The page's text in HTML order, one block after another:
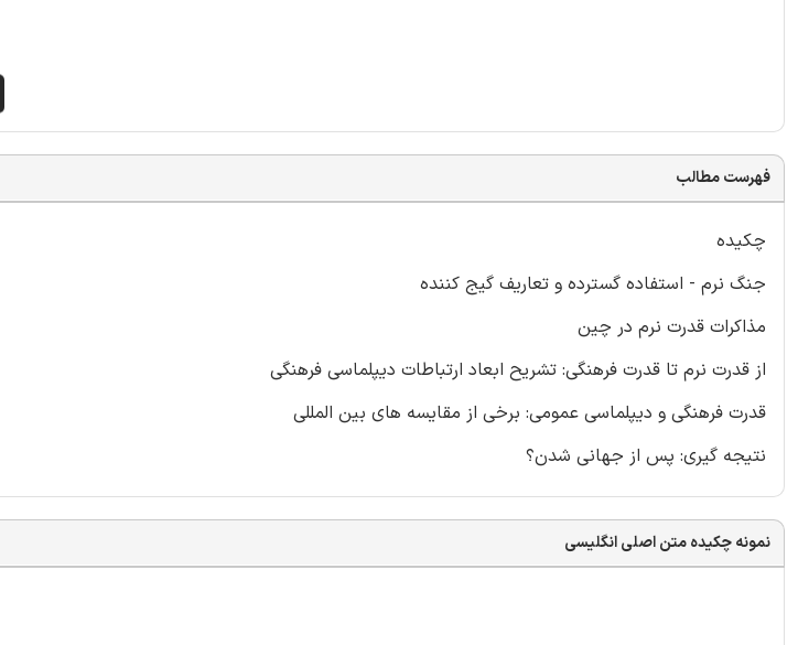
فهرست مطالب
چکیده
جنگ نرم - استفاده گسترده و تعاریف گیج کننده
مذاکرات قدرت نرم در چین
از قدرت نرم تا قدرت فرهنگی: تشریح ابعاد ارتباطات دیپلماسی فرهنگی
قدرت فرهنگی و دیپلماسی عمومی: برخی از مقایسه های بین المللی
نتیجه گیری: پس از جهانی شدن؟
نمونه چکیده متن اصلی انگلیسی